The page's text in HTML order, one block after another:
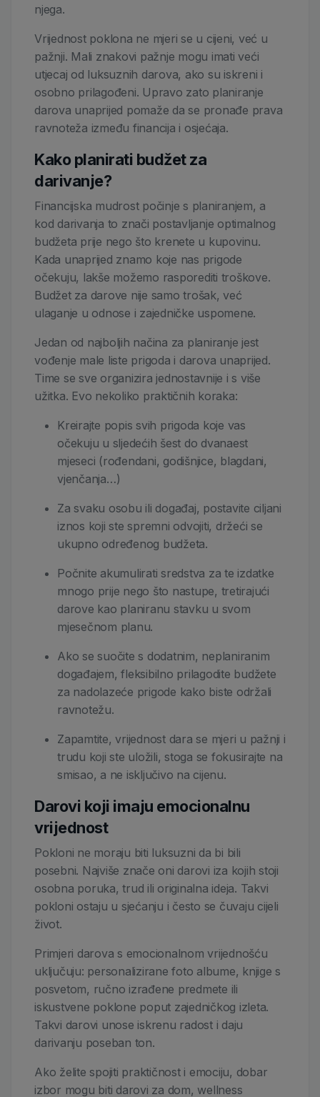
njega.
Vrijednost poklona ne mjeri se u cijeni, već u
pažnji. Mali znakovi pažnje mogu imati veći
utjecaj od luksuznih darova, ako su iskreni i
osobno prilagođeni. Upravo zato planiranje
darova unaprijed pomaže da se pronađe prava
ravnoteža između financija i osjećaja.
Kako planirati budžet za
darivanje?
Financijska mudrost počinje s planiranjem, a
kod darivanja to znači postavljanje optimalnog
budžeta prije nego što krenete u kupovinu.
Kada unaprijed znamo koje nas prigode
očekuju, lakše možemo rasporediti troškove.
Budžet za darove nije samo trošak, već
ulaganje u odnose i zajedničke uspomene.
Jedan od najboljih načina za planiranje jest
vođenje male liste prigoda i darova unaprijed.
Time se sve organizira jednostavnije i s više
užitka. Evo nekoliko praktičnih koraka:
Kreirajte popis svih prigoda koje vas
očekuju u sljedećih šest do dvanaest
mjeseci (rođendani, godišnjice, blagdani,
vjenčanja…)
Za svaku osobu ili događaj, postavite ciljani
iznos koji ste spremni odvojiti, držeći se
ukupno određenog budžeta.
Počnite akumulirati sredstva za te izdatke
mnogo prije nego što nastupe, tretirajući
darove kao planiranu stavku u svom
mjesečnom planu.
Ako se suočite s dodatnim, neplaniranim
događajem, fleksibilno prilagodite budžete
za nadolazeće prigode kako biste održali
ravnotežu.
Zapamtite, vrijednost dara se mjeri u pažnji i
trudu koji ste uložili, stoga se fokusirajte na
smisao, a ne isključivo na cijenu.
Darovi koji imaju emocionalnu
vrijednost
Pokloni ne moraju biti luksuzni da bi bili
posebni. Najviše znače oni darovi iza kojih stoji
osobna poruka, trud ili originalna ideja. Takvi
pokloni ostaju u sjećanju i često se čuvaju cijeli
život.
Primjeri darova s emocionalnom vrijednošću
uključuju: personalizirane foto albume, knjige s
posvetom, ručno izrađene predmete ili
iskustvene poklone poput zajedničkog izleta.
Takvi darovi unose iskrenu radost i daju
darivanju poseban ton.
Ako želite spojiti praktičnost i emociju, dobar
izbor mogu biti darovi za dom, wellness